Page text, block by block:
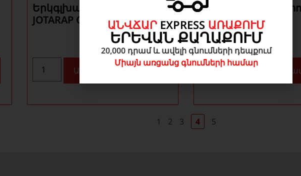
Երկգլխանի ստետոսկոպ
JOTARAP C կանաչ
AMD
Ավելացնել զամբյուղ
Երկգլխանի
JOTARAP C
մանուշակագույն
7 000AMD
Ավելացնել
1 2 3 4 5
ԱՆՎՃԱՐ EXPRESS ԱՌԱՔՈՒՄ
ԵՐԵՎԱՆ ՔԱՂԱՔՈՒՄ
20,000 դրամ և ավելի գնումների դեպքում
Միայն առցանց գնումների համար